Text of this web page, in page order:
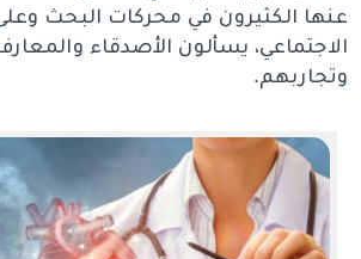
عنها الكثيرون في محركات البحث
الاجتماعي، يسألون الأصدقاء
وتجاربهم.